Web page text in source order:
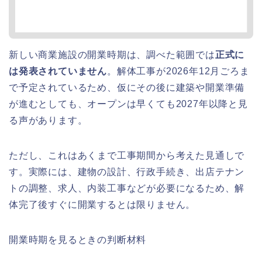
新しい商業施設の開業時期は、調べた範囲では正式に
は発表されていません。解体工事が2026年12月ごろま
で予定されているため、仮にその後に建築や開業準備
が進むとしても、オープンは早くても2027年以降と見
る声があります。
ただし、これはあくまで工事期間から考えた見通しで
す。実際には、建物の設計、行政手続き、出店テナン
トの調整、求人、内装工事などが必要になるため、解
体完了後すぐに開業するとは限りません。
開業時期を見るときの判断材料